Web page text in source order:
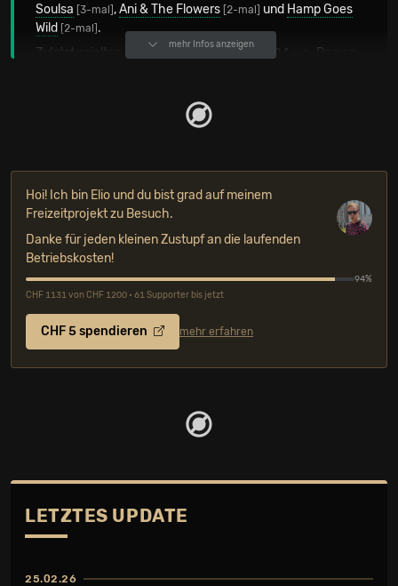
Soulsa [3-mal],Ani & The Flowers [2-mal] und Hamp Goes
Wild [2-mal] .
Zuletzt spielten
am Schmittner Openair 2024
u.a. Roman
mehr Infos anzeigen
Hoi! Ich bin Elio und du bist grad auf meinem
Freizeitprojekt zu Besuch.
Danke für jeden kleinen Zustupf an die laufenden
Betriebskosten!
94%
CHF 1131 von CHF 1200 • 61 Supporter bis jetzt
CHF 5 spendieren mehr erfahren
LETZTES UPDATE
25.02.26